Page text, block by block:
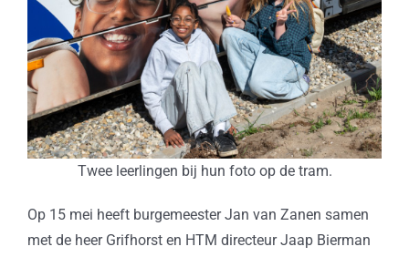
Twee leerlingen bij hun foto op de tram.
Op 15 mei heeft burgemeester Jan van Zanen samen
met de heer Grifhorst en HTM directeur Jaap Bierman